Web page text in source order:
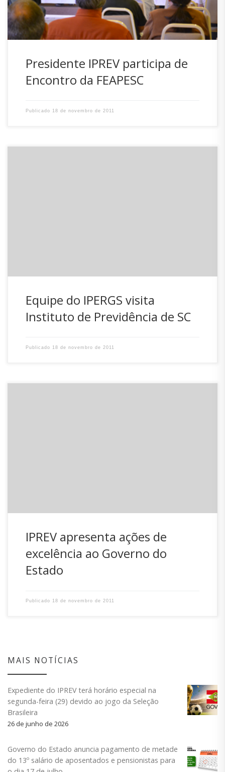
Aposentados e Pensionistas […]
Presidente IPREV participa de
Encontro da FEAPESC
Publicado 18 de novembro de 2011
Equipe do IPERGS visita
Instituto de Previdência de SC
Publicado 18 de novembro de 2011
IPREV apresenta ações de
excelência ao Governo do
Estado
Publicado 18 de novembro de 2011
MAIS NOTÍCIAS
Expediente do IPREV terá horário especial na
segunda-feira (29) devido ao jogo da Seleção
Brasileira
26 de junho de 2026
Governo do Estado anuncia pagamento de metade
do 13º salário de aposentados e pensionistas para